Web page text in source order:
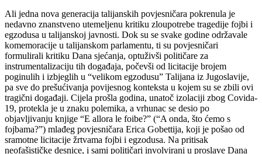
Ali jedna nova generacija talijanskih povjesničara pokrenula je
nedavno znanstveno utemeljenu kritiku zloupotrebe tragedije fojbi i
egzodusa u talijanskoj javnosti. Dok su se svake godine održavale
komemoracije u talijanskom parlamentu, ti su povjesničari
formulirali kritiku Dana sjećanja, optuživši političare za
instrumentalizaciju tih događaja, počevši od licitacije brojem
poginulih i izbjeglih u “velikom egzodusu” Talijana iz Jugoslavije,
pa sve do prešućivanja povijesnog konteksta u kojem su se zbili ovi
tragični događaji. Cijela prošla godina, unatoč izolaciji zbog Covida-
19, protekla je u znaku polemika, a vrhunac se desio po
objavljivanju knjige “E allora le foibe?” (“A onda, što ćemo s
fojbama?”) mlađeg povjesničara Erica Gobettija, koji je pošao od
sramotne licitacije žrtvama fojbi i egzodusa. Na pritisak
neofašističke desnice, i sami političari involvirani u proslave Dana